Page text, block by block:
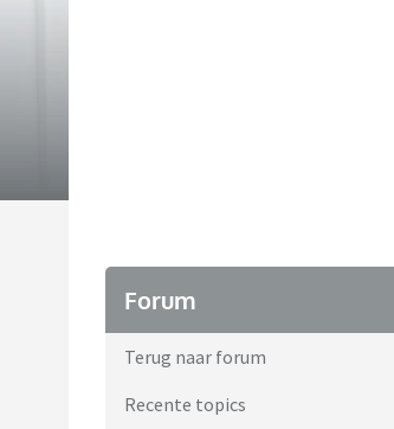
Forum
Terug naar forum
Recente topics